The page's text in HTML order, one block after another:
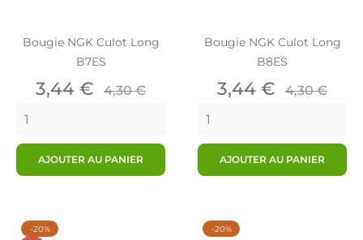
Bougie NGK Culot Long
B7ES
Prix
3,44 € Prix
4,30 €
AJOUTER AU PANIER
Bougie NGK Culot Long
B8ES
Prix
3,44 € Prix
4,30 €
AJOUTER AU PANIER
-20% -20%